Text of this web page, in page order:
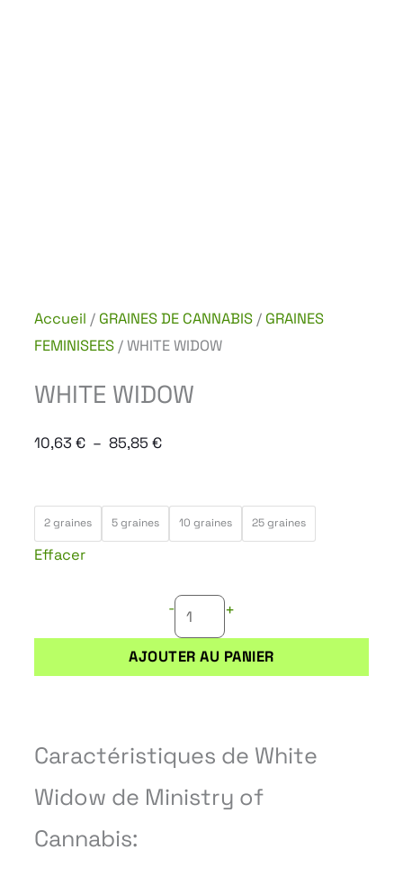
Accueil / GRAINES DE CANNABIS / GRAINES
FEMINISEES / WHITE WIDOW
WHITE WIDOW
10,63 € – 85,85 €Plage
10,63 €
2 graines 5 graines 10 graines 25 graines
Effacer
-
quantité
de
WIDOW
+
AJOUTER AU PANIER
Caractéristiques de White
Widow de Ministry of
Cannabis: